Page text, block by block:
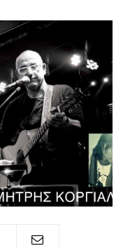
o
k e
r
)
r
a
m
e
t